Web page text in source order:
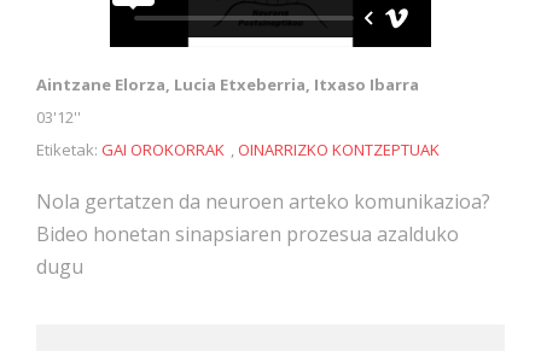
Aintzane Elorza, Lucia Etxeberria, Itxaso Ibarra
03'12''
Etiketak: GAI OROKORRAK , OINARRIZKO KONTZEPTUAK
Nola gertatzen da neuroen arteko komunikazioa?
Bideo honetan sinapsiaren prozesua azalduko
dugu